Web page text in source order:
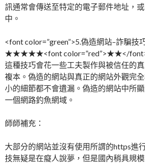
訊通常會傳送至特定的電子郵件地址，
中。
<font color=”green”>5.偽造網站–詐騙技
★★★★★<font color=”red”>★★</
這種技巧會花一些工夫製作與被信任的
複本。偽造的網站與真正的網站外觀完
小的細節都不會遺漏。偽造的網站中所
一個網路釣魚網域。
師師補充：
大部分的網站並沒有使用所謂的https進
技無疑是在癡人說夢，但是國內稍具規